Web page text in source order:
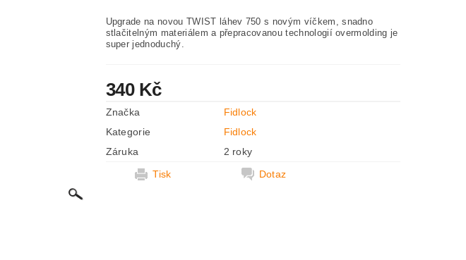
Upgrade na novou TWIST láhev 750 s novým víčkem, snadno
stlačitelným materiálem a přepracovanou technologií overmolding je
super jednoduchý.
340 Kč
Značka
Fidlock
Kategorie
Fidlock
Záruka
2 roky
Tisk
Dotaz